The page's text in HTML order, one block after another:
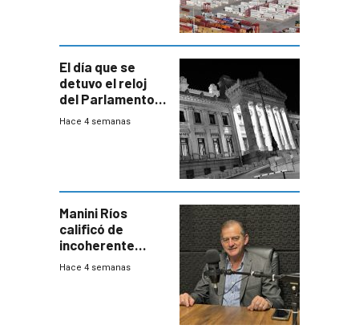
El día que se
detuvo el reloj
del Parlamento
para negociar
Hace 4 semanas
Manini Ríos
calificó de
incoherente
decisión de
Hace 4 semanas